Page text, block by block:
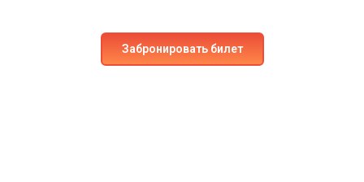
Забронировать билет